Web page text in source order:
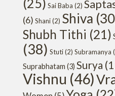
(25) Sai Baba (2)
(6) Shani(2) Shiva
Shubh Tithi (21)
(38) Stuti(2) Subramanya
Suprabhatam (3) Surya
Vishnu (46)